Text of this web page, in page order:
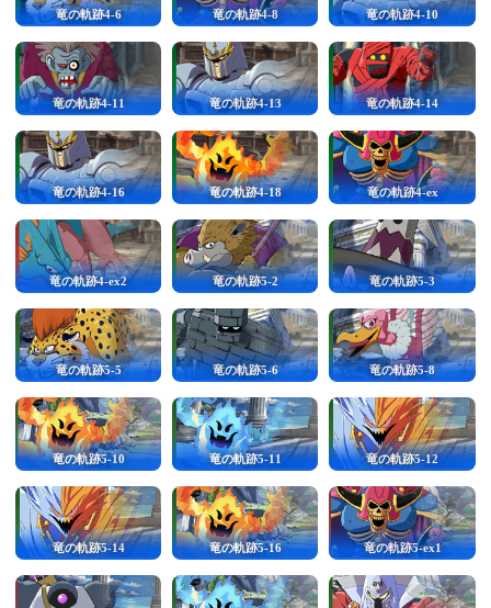
竜の軌跡4-6 竜の軌跡4-8 竜の軌跡4-10
竜の軌跡4-11 竜の軌跡4-13 竜の軌跡4-14
竜の軌跡4-16 竜の軌跡4-18 竜の軌跡4-ex
竜の軌跡4-ex2 竜の軌跡5-2 竜の軌跡5-3
竜の軌跡5-5 竜の軌跡5-6 竜の軌跡5-8
竜の軌跡5-10 竜の軌跡5-11 竜の軌跡5-12
竜の軌跡5-14 竜の軌跡5-16 竜の軌跡5-ex1